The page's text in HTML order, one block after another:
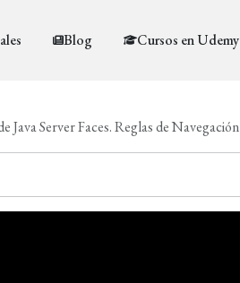
Blog Cursos en Udemy
Server Faces. Reglas de Navegación